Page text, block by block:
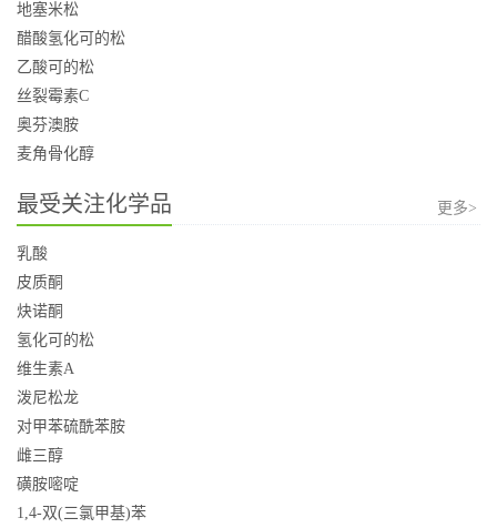
地塞米松
醋酸氢化可的松
乙酸可的松
丝裂霉素C
奥芬澳胺
麦角骨化醇
最受关注化学品 更多>
乳酸
皮质酮
炔诺酮
氢化可的松
维生素A
泼尼松龙
对甲苯硫酰苯胺
雌三醇
磺胺嘧啶
1,4-双(三氯甲基)苯